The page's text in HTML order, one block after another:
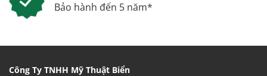
Bảo hành đến 5 năm*
Công Ty TNHH Mỹ Thuật Biển